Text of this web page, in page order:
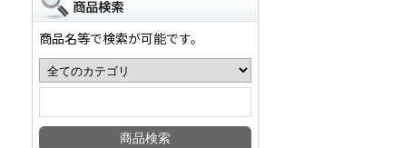
商品名等で検索が可能です。